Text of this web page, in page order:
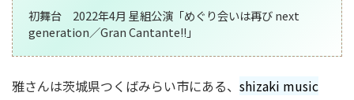
初舞台 2022年4月 星組公演「めぐり会いは再び next
generation／Gran Cantante!!」
雅さんは茨城県つくばみらい市にある、 shizaki music